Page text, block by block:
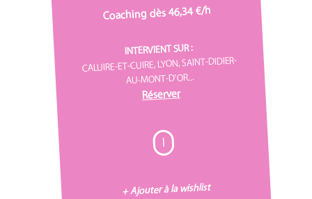
Coaching dès 46,34 €/h
INTERVIENT SUR :
CALUIRE-ET-CUIRE, LYON, SAINT-DIDIER-
AU-MONT-D'OR...
Réserver
I
+ Ajouter à la wishlist